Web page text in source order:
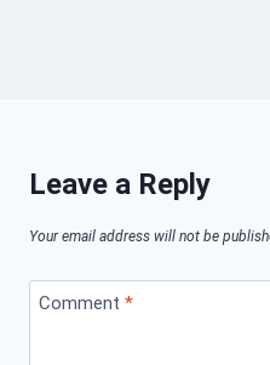
Leave a Reply
Your email address will not be
Comment *